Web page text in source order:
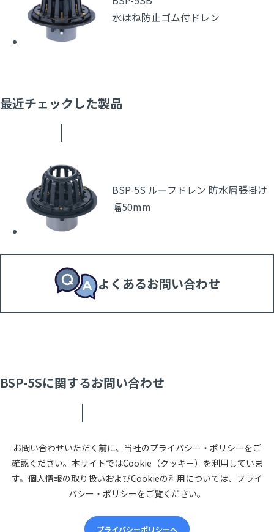
水はね防止ゴム付ドレン
最近チェックした製品
BSP-5S ルーフドレン 防水層張掛け
幅50mm
よくあるお問い合わせ
BSP-5Sに関するお問い合わせ
お問い合わせいただく前に、当社のプライバシー・ポリシーをご
確認ください。本サイトではCookie（クッキー）を利用していま
す。個人情報の取り扱いおよびCookieの利用については、プライ
バシー・ポリシーをご覧ください。
プライバシーポリシーへ